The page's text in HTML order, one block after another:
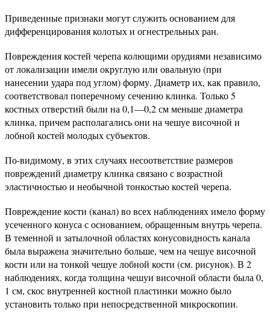
Приведенные признаки могут служить основанием для
дифференцирования колотых и огнестрельных ран.
Повреждения костей черепа колющими орудиями независимо
от локализации имели округлую или овальную (при
нанесении удара под углом) форму. Диаметр их, как правило,
соответствовал поперечному сечению клинка. Только 5
костных отверстий были на 0,1—0,2 см меньше диаметра
клинка, причем располагались они на чешуе височной и
лобной костей молодых субъектов.
По-видимому, в этих случаях несоответствие размеров
повреждений диаметру клинка связано с возрастной
эластичностью и необычной тонкостью костей черепа.
Повреждение кости (канал) во всех наблюдениях имело форму
усеченного конуса с основанием, обращенным внутрь черепа.
В теменной и затылочной областях конусовидность канала
была выражена значительно больше, чем на чешуе височной
кости или на тонкой чешуе лобной кости (см. рисунок). В 2
наблюдениях, когда толщина чешуи височной области была 0,
1 см, скос внутренней костной пластинки можно было
установить только при непосредственной микроскопии.